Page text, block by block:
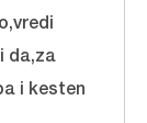
i da,za
i kesten